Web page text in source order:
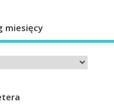
miesięcy